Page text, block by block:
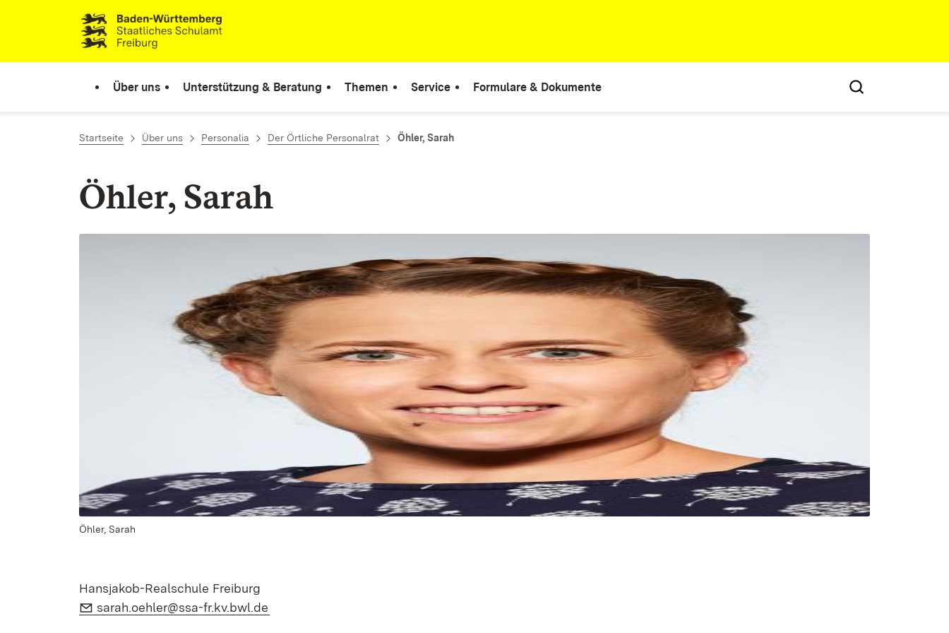
Zum Inhalt springen
Link zur Startseite
Über uns Unterstützung & Beratung Themen Service Formulare & Dokumente
Startseite Über uns Personalia Der Örtliche Personalrat Öhler, Sarah
Öhler, Sarah
Öhler, Sarah
Hansjakob-Realschule Freiburg
E-Mail:
sarah.oehler@ssa-fr.kv.bwl.de